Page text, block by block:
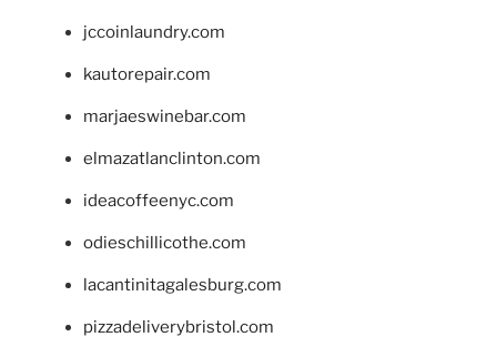
jccoinlaundry.com
kautorepair.com
marjaeswinebar.com
elmazatlanclinton.com
ideacoffeenyc.com
odieschillicothe.com
lacantinitagalesburg.com
pizzadeliverybristol.com